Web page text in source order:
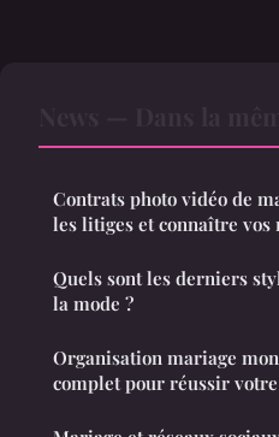
Contrats photo vidéo de
les litiges et connaître vos
Quels sont les derniers
la mode ?
Organisation mariage
complet pour réussir